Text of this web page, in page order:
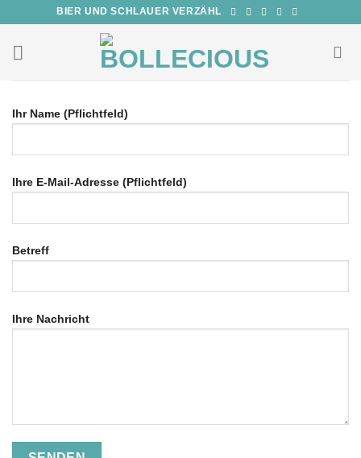
springen
BIER UND SCHLAUER VERZÄHL
Ihr Name (Pflichtfeld)
Ihre E-Mail-Adresse (Pflichtfeld)
Betreff
Ihre Nachricht